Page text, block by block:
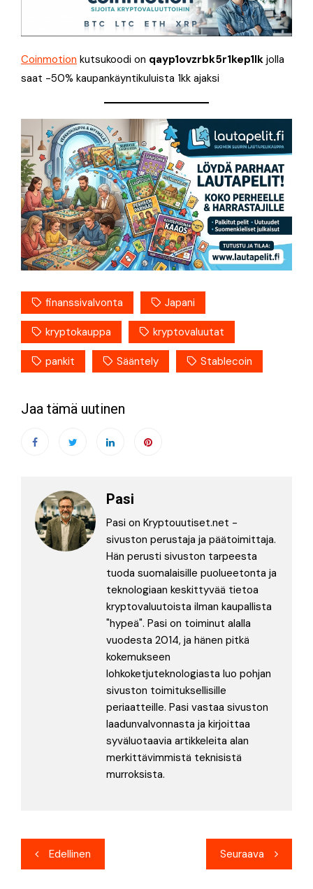
Coinmotion kutsukoodi on qayp1ovzrbk5r1kep1lk jolla
saat -50% kaupankäyntikuluista 1kk ajaksi
finanssivalvonta Japani
kryptokauppa kryptovaluutat
pankit Sääntely Stablecoin
Jaa tämä uutinen
Pasi
Pasi on Kryptouutiset.net -
sivuston perustaja ja päätoimittaja.
Hän perusti sivuston tarpeesta
tuoda suomalaisille puolueetonta ja
teknologiaan keskittyvää tietoa
kryptovaluutoista ilman kaupallista
"hypeä". Pasi on toiminut alalla
vuodesta 2014, ja hänen pitkä
kokemukseen
lohkoketjuteknologiasta luo pohjan
sivuston toimituksellisille
periaatteille. Pasi vastaa sivuston
laadunvalvonnasta ja kirjoittaa
syväluotaavia artikkeleita alan
merkittävimmistä teknisistä
murroksista.
Artikkelien
selaus
Edellinen Seuraava